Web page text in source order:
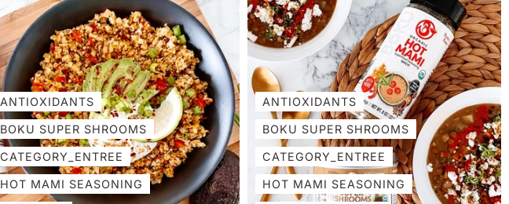
ANTIOXIDANTS
BOKU SUPER SHROOMS
CATEGORY_ENTREE
HOT MAMI SEASONING
ANTIOXIDANTS
BOKU SUPER SHROOMS
CATEGORY_ENTREE
HOT MAMI SEASONING